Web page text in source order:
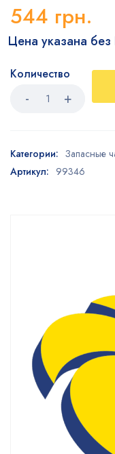
544 грн.
Цена указана
Количество
Категории: Запасные
Артикул: 99346